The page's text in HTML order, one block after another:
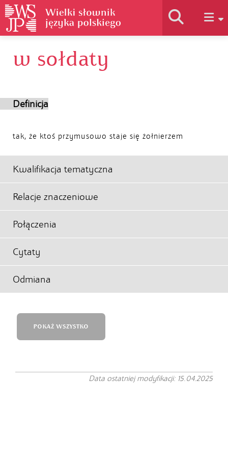
Historia słownika
w sołdaty
Definicja
tak, że ktoś przymusowo staje się żołnierzem
Kwalifikacja tematyczna
Relacje znaczeniowe
Połączenia
Cytaty
Odmiana
POKAŻ WSZYSTKO
Data ostatniej modyfikacji: 15.04.2025